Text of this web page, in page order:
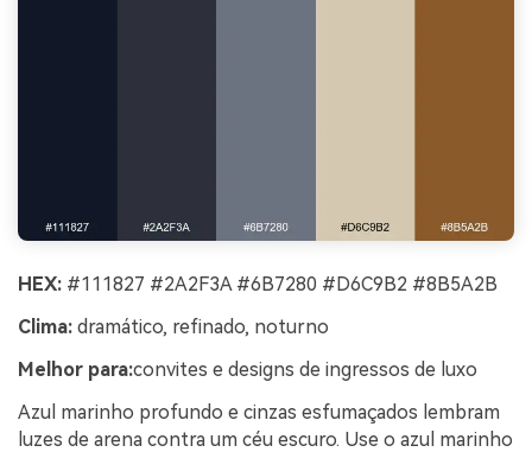
HEX: #111827 #2A2F3A #6B7280 #D6C9B2 #8B5A2B
Clima: dramático, refinado, noturno
Melhor para:convites e designs de ingressos de luxo
Azul marinho profundo e cinzas esfumaçados lembram
luzes de arena contra um céu escuro. Use o azul marinho